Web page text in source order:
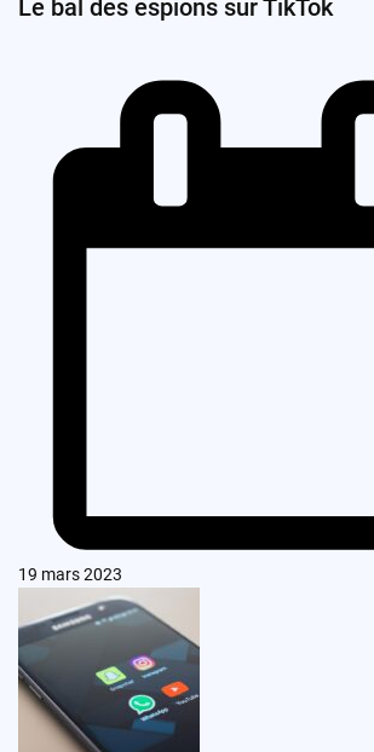
Le bal des espions sur TikTok
19 mars 2023